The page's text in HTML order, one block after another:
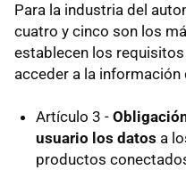
Para la industria del
cuatro y cinco son los
establecen los
acceder a la información
Artículo 3 -
usuario los datos a
productos